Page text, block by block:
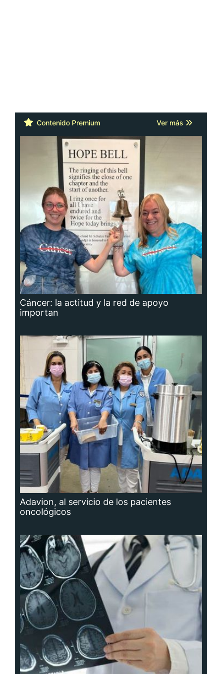
Contenido Premium Ver más
Cáncer: la actitud y la red de apoyo
importan
Adavion, al servicio de los pacientes
oncológicos